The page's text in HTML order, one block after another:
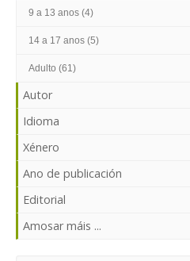
9 a 13 anos (4)
14 a 17 anos (5)
Adulto (61)
Autor
Idioma
Xénero
Ano de publicación
Editorial
Amosar máis ...